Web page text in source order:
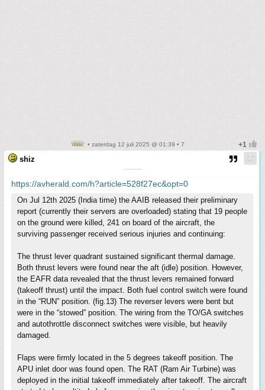
• zaterdag 12 juli 2025 @ 01:39 • 7
shiz
¯¯¯¯¯
https://avherald.com/h?article=528f27ec&opt=0
On Jul 12th 2025 (India time) the AAIB released their preliminary
report (currently their servers are overloaded) stating that 19 people
on the ground were killed, 241 on board of the aircraft, the
surviving passenger received serious injuries and continuing:
The thrust lever quadrant sustained significant thermal damage.
Both thrust levers were found near the aft (idle) position. However,
the EAFR data revealed that the thrust levers remained forward
(takeoff thrust) until the impact. Both fuel control switch were found
in the “RUN” position. (fig.13) The reverser levers were bent but
were in the “stowed” position. The wiring from the TO/GA switches
and autothrottle disconnect switches were visible, but heavily
damaged.
Flaps were firmly located in the 5 degrees takeoff position. The
APU inlet door was found open. The RAT (Ram Air Turbine) was
deployed in the initial takeoff immediately after takeoff. The aircraft